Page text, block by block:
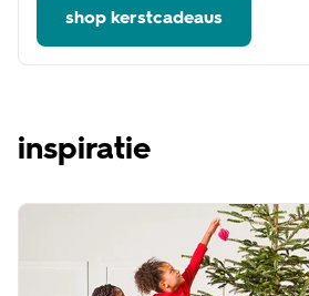
shop kerstcadeaus
inspiratie